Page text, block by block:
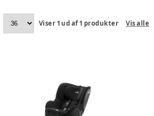
Viser 1 ud af1 produkter Vis alle